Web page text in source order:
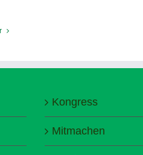
Kongress
Mitmachen